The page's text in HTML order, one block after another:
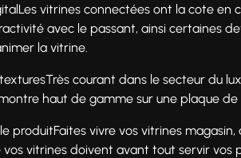
vitrines connectées ont la cote en
avec le passant, ainsi certaines
la vitrine.
courant dans le secteur du
haut de gamme sur une plaque
produitFaites vivre vos vitrines
vos vitrines doivent avant tout servir vos